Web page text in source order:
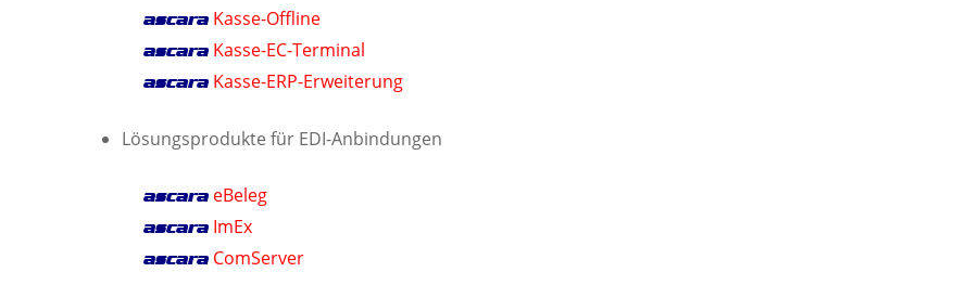
ascara Kasse-Offline
ascara Kasse-EC-Terminal
ascara Kasse-ERP-Erweiterung
Lösungsprodukte für EDI-Anbindungen
ascara eBeleg
ascara ImEx
ascara ComServer